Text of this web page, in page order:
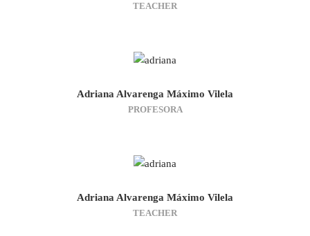
TEACHER
Adriana Alvarenga Máximo Vilela
PROFESORA
Adriana Alvarenga Máximo Vilela
TEACHER